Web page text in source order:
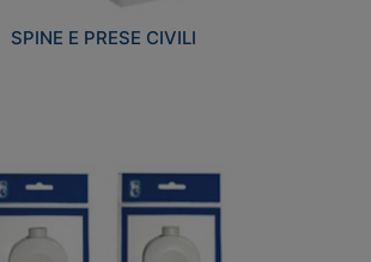
SPINE E PRESE CIVILI